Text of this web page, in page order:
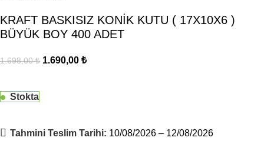
KRAFT BASKISIZ KONİK KUTU ( 17X10X6 )
BÜYÜK BOY 400 ADET
1.698,00₺ 1.690,00 ₺
Stokta
Tahmini Teslim Tarihi: 10/08/2026 – 12/08/2026